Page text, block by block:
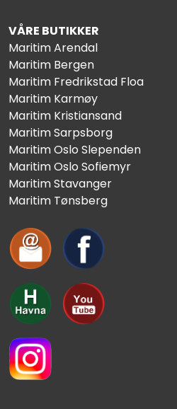
VÅRE BUTIKKER
Maritim Arendal
Maritim Bergen
Maritim Fredrikstad Floa
Maritim Karmøy
Maritim Kristiansand
Maritim Sarpsborg
Maritim Oslo Slependen
Maritim Oslo Sofiemyr
Maritim Stavanger
Maritim Tønsberg